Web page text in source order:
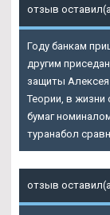
отзыв
Году банкам
другим
защиты
Теории, в жизни
бумаг
туранабол
отзыв